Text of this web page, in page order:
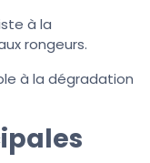
à la
rongeurs.
à la dégradation